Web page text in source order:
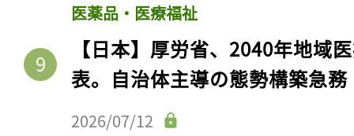
医薬品・医療福祉
【日本】厚労省、2040年地域
表。自治体主導の態勢構築急務
2026/07/12
記事をお気に入りに
ログインが必